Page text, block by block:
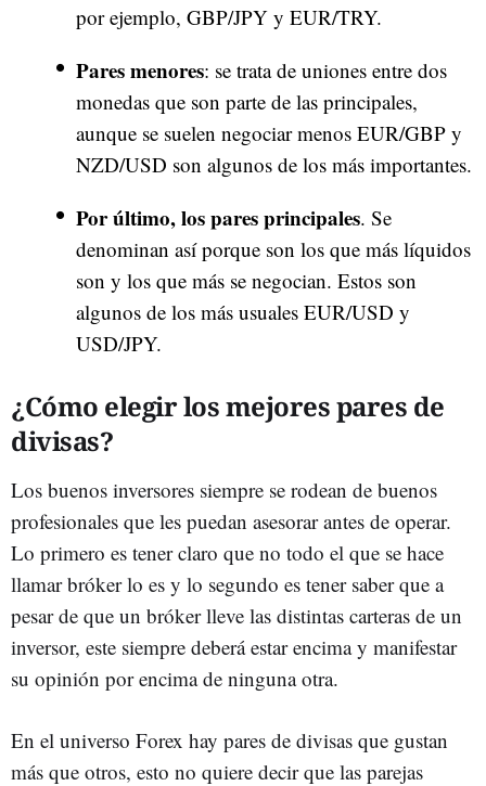
por ejemplo, GBP/JPY y EUR/TRY.
Pares menores: se trata de uniones entre dos
monedas que son parte de las principales,
aunque se suelen negociar menos EUR/GBP y
NZD/USD son algunos de los más importantes.
Por último, los pares principales. Se
denominan así porque son los que más líquidos
son y los que más se negocian. Estos son
algunos de los más usuales EUR/USD y
USD/JPY.
¿Cómo elegir los mejores pares de
divisas?
Los buenos inversores siempre se rodean de buenos
profesionales que les puedan asesorar antes de operar.
Lo primero es tener claro que no todo el que se hace
llamar bróker lo es y lo segundo es tener saber que a
pesar de que un bróker lleve las distintas carteras de un
inversor, este siempre deberá estar encima y manifestar
su opinión por encima de ninguna otra.
En el universo Forex hay pares de divisas que gustan
más que otros, esto no quiere decir que las parejas